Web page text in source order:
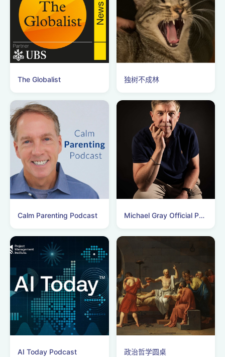
The Globalist 独树不成林
Calm Parenting Podcast Michael Gray Official Podcasts
AI Today Podcast 政治哲学圆桌